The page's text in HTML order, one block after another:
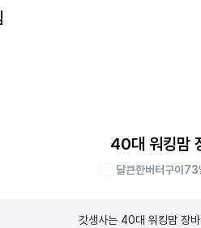
40대 워킹맘
달큰한버터구이73
갓생사는 40대 워킹맘 장